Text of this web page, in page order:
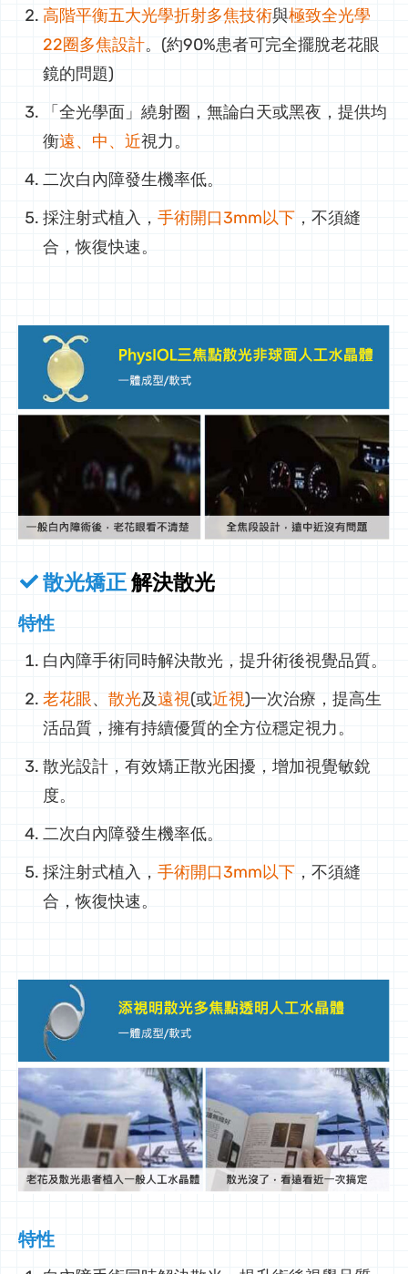
高階平衡五大光學折射多焦技術與極致全光學
22圈多焦設計。(約90%患者可完全擺脫老花眼
鏡的問題)
「全光學面」繞射圈，無論白天或黑夜，提供均
衡遠、中、近視力。
二次白內障發生機率低。
採注射式植入， 手術開口3mm以下 ，不須縫
合，恢復快速。
散光矯正解決散光
特性
白內障手術同時解決散光，提升術後視覺品質。
老花眼、 散光及遠視(或近視)一次治療，提高生
活品質，擁有持續優質的全方位穩定視力。
散光設計，有效矯正散光困擾，增加視覺敏銳
度。
二次白內障發生機率低。
採注射式植入， 手術開口3mm以下 ，不須縫
合，恢復快速。
特性